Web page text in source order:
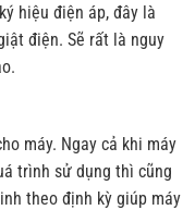
hiệu điện áp, đây là
điện. Sẽ rất là nguy
máy. Ngay cả khi máy
trình sử dụng thì cũng
theo định kỳ giúp máy